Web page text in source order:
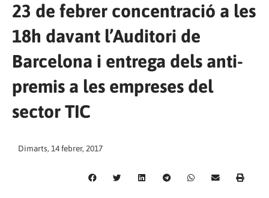
23 de febrer concentració a les
18h davant l’Auditori de
Barcelona i entrega dels anti-
premis a les empreses del
sector TIC
Dimarts, 14 febrer, 2017